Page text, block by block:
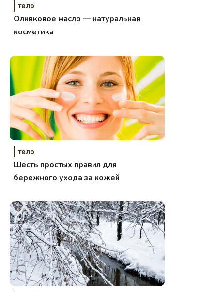
тело
Оливковое масло — натуральная
косметика
тело
Шесть простых правил для
бережного ухода за кожей